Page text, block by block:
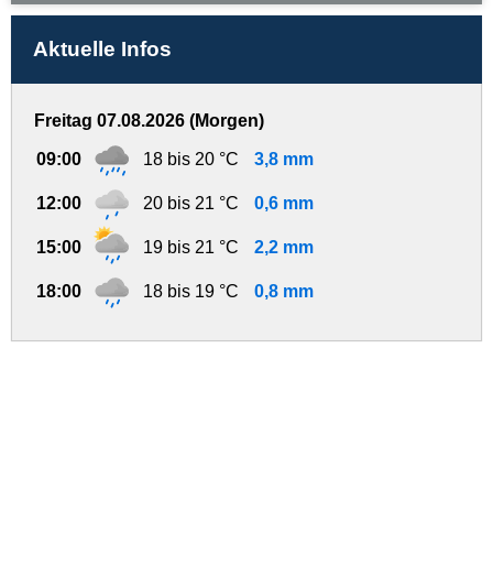
Aktuelle Infos
Freitag 07.08.2026 (Morgen)
09:00 18 bis 20 °C 3,8 mm
12:00 20 bis 21 °C 0,6 mm
15:00 19 bis 21 °C 2,2 mm
18:00 18 bis 19 °C 0,8 mm